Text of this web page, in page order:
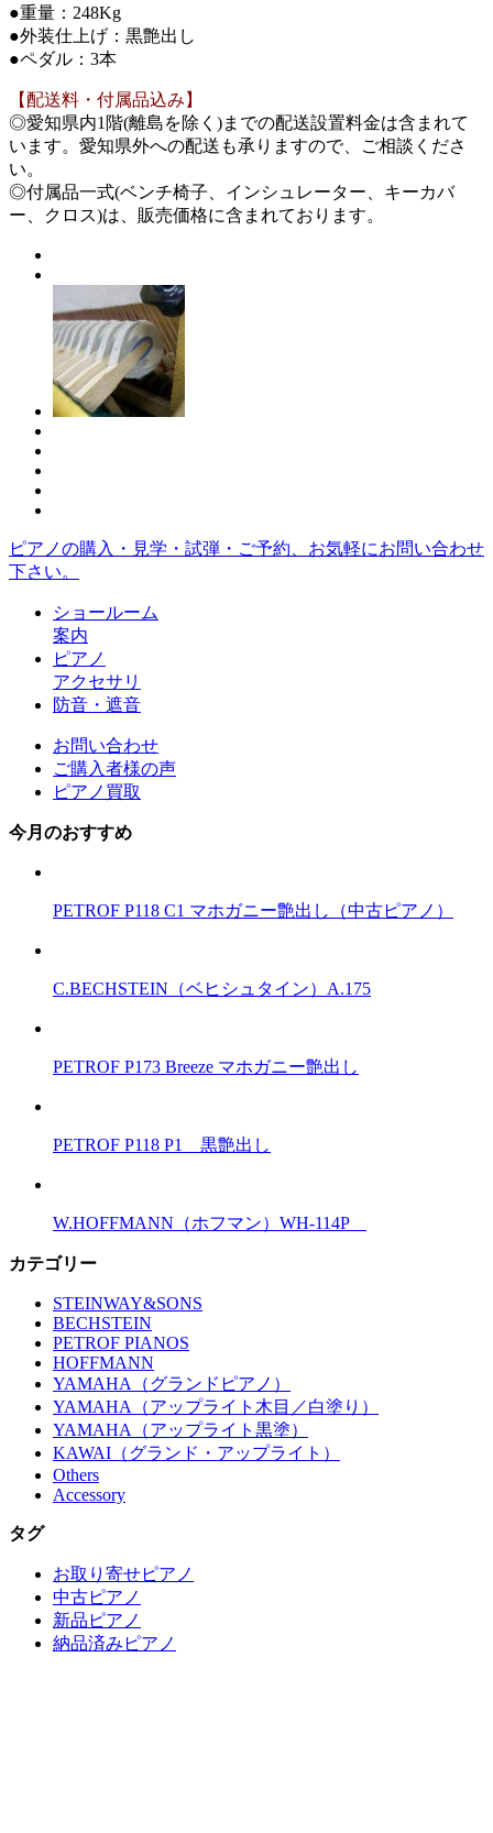
●重量：248Kg
●外装仕上げ：黒艶出し
●ペダル：3本
【配送料・付属品込み】
◎愛知県内1階(離島を除く)までの配送設置料金は含まれて
います。愛知県外への配送も承りますので、ご相談くださ
い。
◎付属品一式(ベンチ椅子、インシュレーター、キーカバ
ー、クロス)は、販売価格に含まれております。
ピアノの購入・見学・試弾・ご予約、お気軽にお問い合わせ
下さい。
ショールーム
案内
ピアノ
アクセサリ
防音・遮音
お問い合わせ
ご購入者様の声
ピアノ買取
今月のおすすめ
PETROF P118 C1 マホガニー艶出し（中古ピアノ）
C.BECHSTEIN（ベヒシュタイン）A.175
PETROF P173 Breeze マホガニー艶出し
PETROF P118 P1 黒艶出し
W.HOFFMANN（ホフマン）WH-114P
カテゴリー
STEINWAY&SONS
BECHSTEIN
PETROF PIANOS
HOFFMANN
YAMAHA（グランドピアノ）
YAMAHA（アップライト木目／白塗り）
YAMAHA（アップライト黒塗）
KAWAI（グランド・アップライト）
Others
Accessory
タグ
お取り寄せピアノ
中古ピアノ
新品ピアノ
納品済みピアノ